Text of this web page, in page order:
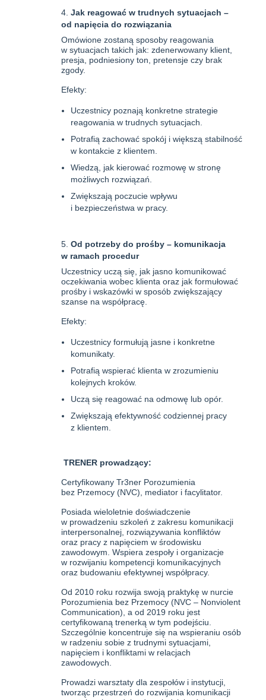
Jak reagować w trudnych sytuacjach –
od napięcia do rozwiązania
Omówione zostaną sposoby reagowania
w sytuacjach takich jak: zdenerwowany klient,
presja, podniesiony ton, pretensje czy brak
zgody.
Efekty:
Uczestnicy poznają konkretne strategie
reagowania w trudnych sytuacjach.
Potrafią zachować spokój i większą stabilność
w kontakcie z klientem.
Wiedzą, jak kierować rozmowę w stronę
możliwych rozwiązań.
Zwiększają poczucie wpływu
i bezpieczeństwa w pracy.
Od potrzeby do prośby – komunikacja
w ramach procedur
Uczestnicy uczą się, jak jasno komunikować
oczekiwania wobec klienta oraz jak formułować
prośby i wskazówki w sposób zwiększający
szanse na współpracę.
Efekty:
Uczestnicy formułują jasne i konkretne
komunikaty.
Potrafią wspierać klienta w zrozumieniu
kolejnych kroków.
Uczą się reagować na odmowę lub opór.
Zwiększają efektywność codziennej pracy
z klientem.
TRENER prowadzący:
Certyfikowany Tr3ner Porozumienia
bez Przemocy (NVC), mediator i facylitator.
Posiada wieloletnie doświadczenie
w prowadzeniu szkoleń z zakresu komunikacji
interpersonalnej, rozwiązywania konfliktów
oraz pracy z napięciem w środowisku
zawodowym. Wspiera zespoły i organizacje
w rozwijaniu kompetencji komunikacyjnych
oraz budowaniu efektywnej współpracy.
Od 2010 roku rozwija swoją praktykę w nurcie
Porozumienia bez Przemocy (NVC – Nonviolent
Communication), a od 2019 roku jest
certyfikowaną trenerką w tym podejściu.
Szczególnie koncentruje się na wspieraniu osób
w radzeniu sobie z trudnymi sytuacjami,
napięciem i konfliktami w relacjach
zawodowych.
Prowadzi warsztaty dla zespołów i instytucji,
tworząc przestrzeń do rozwijania komunikacji